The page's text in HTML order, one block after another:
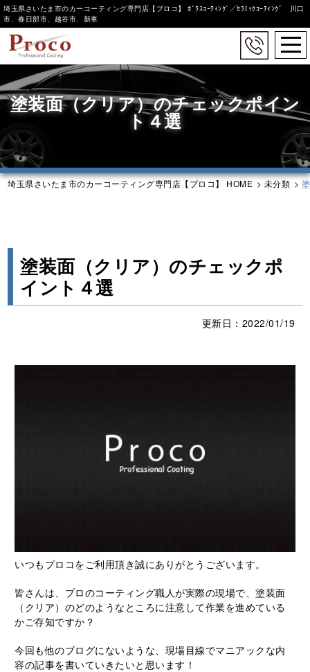
to
main
content
埼玉県さいたま市のカーコーティング専門店【プロコ】 ｶﾞﾗｽｺｰﾃｨﾝｸﾞ／ｾﾗﾐｯｸｺｰﾃｨﾝｸﾞ 川口
市、春日部市、越谷市、新車
塗装面（クリア）のチェックポイン
ト４選
埼玉県さいたま市のカーコーティング専門店【プロコ】 HOME > 未分類 >
塗装面（クリア）のチェックポ
イント４選
更新日：2022/01/19
いつもプロコをご利用頂き誠にありがとうございます。
皆さんは、プロのコーティング職人が実際の現場で、塗装面
（クリア）のどのようなところに注意して作業を進めている
かご存知ですか？
今回も他のブログにないような、現場目線でマニアックな内
容の記事を書いていきたいと思います！